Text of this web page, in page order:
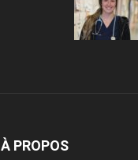
À PROPOS